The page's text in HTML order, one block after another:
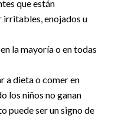
que están
irritables, enojados u
la mayoría o en todas
a dieta o comer en
los niños no ganan
puede ser un signo de